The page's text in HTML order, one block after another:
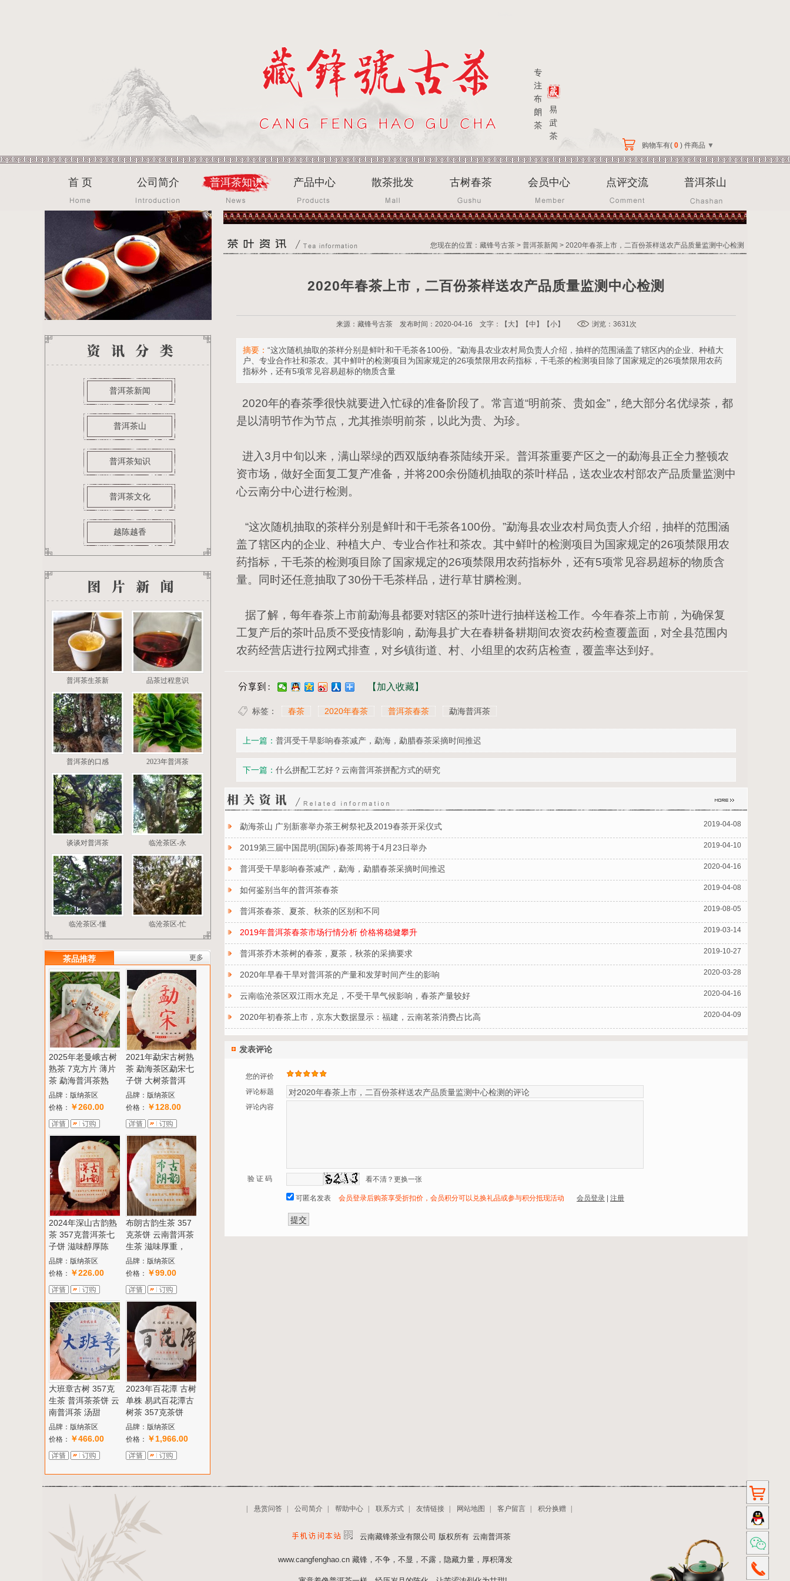
首 页 公司简介 普洱茶知识 产品中心 散茶批发 古树春茶 会员中心 点评交流 普洱茶山
购物车有( 0 ) 件商品 ▼
2020年春茶上市，二百份茶样送农产品质量监测中心检测
来源：藏锋号古茶 发布时间：2020-04-16 文字：【 大】【中 】【小】 浏览：3631次
摘要： “这次随机抽取的茶样分别是鲜叶和干毛茶各100份。”勐海县农业农村局负责人介绍，抽样的范围涵盖了辖区内的企业、种植大
户、专业合作社和茶农。其中鲜叶的检测项目为国家规定的26项禁限用农药指标，干毛茶的检测项目除了国家规定的26项禁限用农药
指标外，还有5项常见容易超标的物质含量
2020年的春茶季很快就要进入忙碌的准备阶段了。常言道“明前茶、贵如金”，绝大部分名优绿茶，都
是以清明节作为节点，尤其推崇明前茶，以此为贵、为珍。
进入3月中旬以来，满山翠绿的西双版纳春茶陆续开采。普洱茶重要产区之一的勐海县正全力整顿农
资市场，做好全面复工复产准备，并将200余份随机抽取的茶叶样品，送农业农村部农产品质量监测中
心云南分中心进行检测。
“这次随机抽取的茶样分别是鲜叶和干毛茶各100份。”勐海县农业农村局负责人介绍，抽样的范围涵
盖了辖区内的企业、种植大户、专业合作社和茶农。其中鲜叶的检测项目为国家规定的26项禁限用农
药指标，干毛茶的检测项目除了国家规定的26项禁限用农药指标外，还有5项常见容易超标的物质含
量。同时还任意抽取了30份干毛茶样品，进行草甘膦检测。
据了解，每年春茶上市前勐海县都要对辖区的茶叶进行抽样送检工作。今年春茶上市前，为确保复
工复产后的茶叶品质不受疫情影响，勐海县扩大在春耕备耕期间农资农药检查覆盖面，对全县范围内
农药经营店进行拉网式排查，对乡镇街道、村、小组里的农药店检查，覆盖率达到好。
【加入收藏】
标签： 春茶 2020年春茶 普洱茶春茶 勐海普洱茶
上一篇： 普洱受干旱影响春茶减产，勐海，勐腊春茶采摘时间推迟
下一篇： 什么拼配工艺好？云南普洱茶拼配方式的研究
普洱茶新闻
普洱茶山
普洱茶知识
普洱茶文化
越陈越香
您现在的位置： 藏锋号古茶 > 普洱茶新闻 > 2020年春茶上市，二百份茶样送农产品质量监测中心检测
2019-04-08
勐海茶山 广别新寨举办茶王树祭祀及2019春茶开采仪式
2019-04-10
2019第三届中国昆明(国际)春茶周将于4月23日举办
2020-04-16
普洱受干旱影响春茶减产，勐海，勐腊春茶采摘时间推迟
2019-04-08
如何鉴别当年的普洱茶春茶
2019-08-05
普洱茶春茶、夏茶、秋茶的区别和不同
2019-03-14
2019年普洱茶春茶市场行情分析 价格将稳健攀升
2019-10-27
普洱茶乔木茶树的春茶，夏茶，秋茶的采摘要求
2020-03-28
2020年早春干旱对普洱茶的产量和发芽时间产生的影响
2020-04-16
云南临沧茶区双江雨水充足，不受干旱气候影响，春茶产量较好
2020-04-09
2020年初春茶上市，京东大数据显示：福建，云南茗茶消费占比高
普洱茶生茶新 品茶过程意识
普洱茶的口感 2023年普洱茶
谈谈对普洱茶 临沧茶区-永
临沧茶区-懂 临沧茶区-忙
发表评论
您的评价
评论标题
评论内容
验 证 码 看不清？更换一张
可匿名发表 会员登录后购茶享受折扣价，会员积分可以兑换礼品或参与积分抵现活动 会员登录 注册
茶品推荐 更多
2025年老曼峨古树
熟茶 7克方片 薄片
茶 勐海普洱茶熟
品牌：版纳茶区
价格： ￥260.00
2021年勐宋古树熟
茶 勐海茶区勐宋七
子饼 大树茶普洱
品牌：版纳茶区
价格： ￥128.00
2024年深山古韵熟
茶 357克普洱茶七
子饼 滋味醇厚陈
品牌：版纳茶区
价格： ￥226.00
布朗古韵生茶 357
克茶饼 云南普洱茶
生茶 滋味厚重，
品牌：版纳茶区
价格： ￥99.00
大班章古树 357克
生茶 普洱茶茶饼 云
南普洱茶 汤甜
品牌：版纳茶区
价格： ￥466.00
2023年百花潭 古树
单株 易武百花潭古
树茶 357克茶饼
品牌：版纳茶区
价格： ￥1,966.00
悬赏问答 公司简介 帮助中心 联系方式 友情链接 网站地图 客户留言 积分换赠
云南藏锋茶业有限公司 版权所有 云南普洱茶
www.cangfenghao.cn藏锋，不争，不显，不露，隐藏力量，厚积薄发